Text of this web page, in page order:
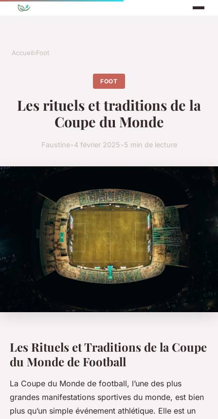
Accueil›Foot
FOOT
Les rituels et traditions de la
Coupe du Monde
Faustine•4 février 2025•5 min de lecture
Les Rituels et Traditions de la Coupe
du Monde de Football
La Coupe du Monde de football, l’une des plus
grandes manifestations sportives du monde, est bien
plus qu’un simple événement athlétique. Elle est un